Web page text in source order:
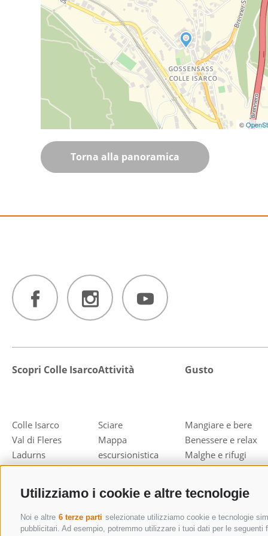
Utilizziamo i cookie e altre tecnologie
Noi e altre 6 terze parti selezionate utilizziamo cookie e tecnologie
pubblicitari. Ad esempio, potremmo utilizzare i tuoi dati per le
©
Torna alla panoramica
Scopri Colle Isarco
Colle Isarco
Val di Fleres
Ladurns
Eventi principali
Concorso fotografico
Montagna & Fiori
"Lederhosen" sulla
Attività
Sciare
Mappa
escursionistica
interattiva
Sci alpinismo
Escursioni e
arrampicata
Gusto
Mangiare e bere
Benessere e relax
Malghe e rifugi
Il fascino di
Area grigliate Colle
Isarco